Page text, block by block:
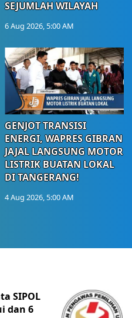
SEJUMLAH WILAYAH
6 Aug 2026, 5:00 AM
GENJOT TRANSISI
ENERGI, WAPRES GIBRAN
JAJAL LANGSUNG MOTOR
LISTRIK BUATAN LOKAL
DI TANGERANG!
4 Aug 2026, 5:00 AM
SIPOL
dan 6